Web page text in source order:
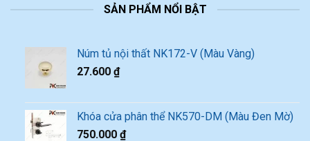
SẢN PHẨM NỔI BẬT
Núm tủ nội thất NK172-V (Màu Vàng)
27.600 ₫
Khóa cửa phân thể NK570-DM (Màu Đen Mờ)
750.000 ₫